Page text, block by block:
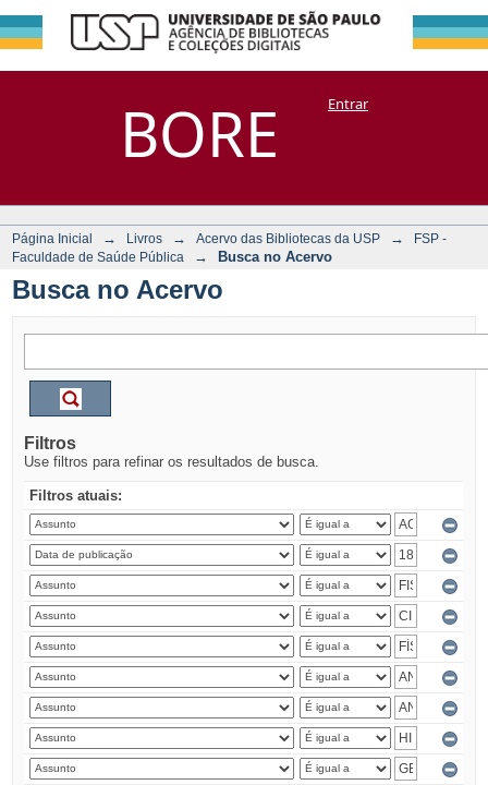
BORE
Busca no Acervo
DSpace/Manakin + CoriscoEntrar
Página Inicial → Livros → Acervo das Bibliotecas da USP →
FSP -
Faculdade de Saúde Pública
→ Busca no Acervo
Busca no Acervo
Filtros
Use filtros para refinar os resultados de busca.
Filtros atuais: